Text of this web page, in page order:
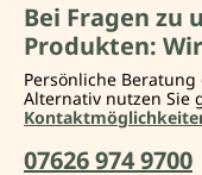
Bei Fragen zu
Produkten:
Persönliche
Alternativ nutzen Sie
07626 974 9700